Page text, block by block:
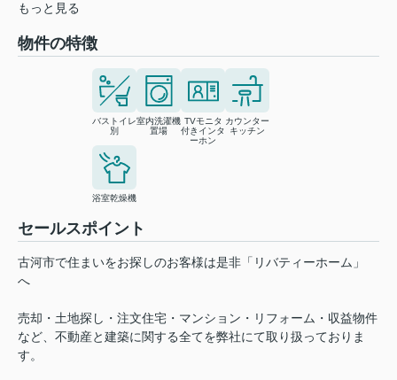
もっと見る
物件の特徴
バストイレ
別
室内洗濯機
置場
TVモニタ
付きインタ
ーホン
カウンター
キッチン
浴室乾燥機
セールスポイント
古河市で住まいをお探しのお客様は是非「リバティーホーム」
へ
売却・土地探し・注文住宅・マンション・リフォーム・収益物件
など、不動産と建築に関する全てを弊社にて取り扱っておりま
す。